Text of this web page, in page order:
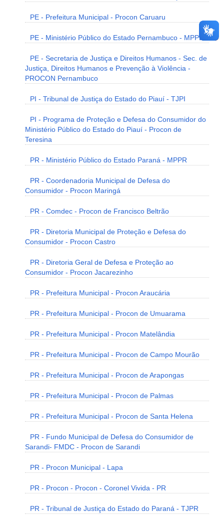
PE - Prefeitura Municipal - Procon Caruaru
PE - Ministério Público do Estado Pernambuco - MPPE
PE - Secretaria de Justiça e Direitos Humanos - Sec. de
Justiça, Direitos Humanos e Prevenção à Violência -
PROCON Pernambuco
PI - Tribunal de Justiça do Estado do Piauí - TJPI
PI - Programa de Proteção e Defesa do Consumidor do
Ministério Público do Estado do Piauí - Procon de
Teresina
PR - Ministério Público do Estado Paraná - MPPR
PR - Coordenadoria Municipal de Defesa do
Consumidor - Procon Maringá
PR - Comdec - Procon de Francisco Beltrão
PR - Diretoria Municipal de Proteção e Defesa do
Consumidor - Procon Castro
PR - Diretoria Geral de Defesa e Proteção ao
Consumidor - Procon Jacarezinho
PR - Prefeitura Municipal - Procon Araucária
PR - Prefeitura Municipal - Procon de Umuarama
PR - Prefeitura Municipal - Procon Matelândia
PR - Prefeitura Municipal - Procon de Campo Mourão
PR - Prefeitura Municipal - Procon de Arapongas
PR - Prefeitura Municipal - Procon de Palmas
PR - Prefeitura Municipal - Procon de Santa Helena
PR - Fundo Municipal de Defesa do Consumidor de
Sarandi- FMDC - Procon de Sarandi
PR - Procon Municipal - Lapa
PR - Procon - Procon - Coronel Vivida - PR
PR - Tribunal de Justiça do Estado do Paraná - TJPR